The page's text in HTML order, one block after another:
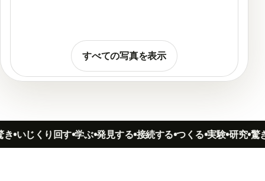
すべての写真を表示
いじくり回す 学ぶ 発見する 接続する つくる 実験 研究 驚き